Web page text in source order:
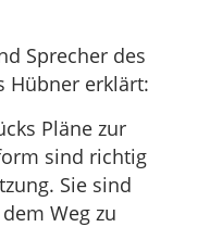
Sprecher des
Hübner erklärt:
Pläne zur
sind richtig
Sie sind
Weg zu